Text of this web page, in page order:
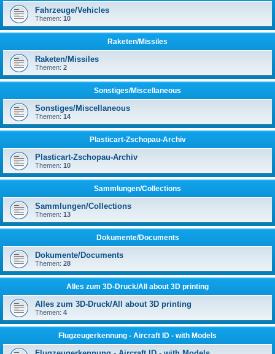
Fahrzeuge/Vehicles
Themen: 10
Raketen/Missiles
Raketen/Missiles
Themen: 2
Sonstiges/Miscellaneous
Sonstiges/Miscellaneous
Themen: 14
Plasticart-Zschopau-Archiv
Plasticart-Zschopau-Archiv
Themen: 10
Sammlungen/Collections
Sammlungen/Collections
Themen: 13
Dokumente/Documents
Dokumente/Documents
Themen: 28
Alles zum 3D-Druck/All about 3D printing
Alles zum 3D-Druck/All about 3D printing
Themen: 4
Flugzeugerkennung - Aircraft ID - with Models